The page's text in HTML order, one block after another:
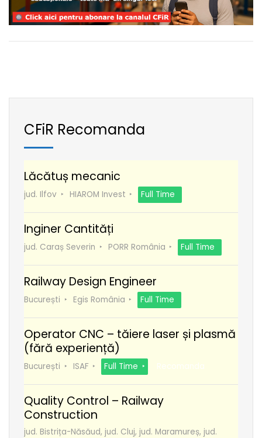
CFiR Recomanda
Lăcătuș mecanic
jud. Ilfov HIAROM Invest Full Time
Inginer Cantități
jud. Caraș Severin PORR România Full Time
Railway Design Engineer
București Egis România Full Time
Operator CNC – tăiere laser și plasmă
(fără experiență)
București ISAF Full Time Recomanda
Quality Control – Railway
Construction
jud. Bistrița-Năsăud, jud. Cluj, jud. Maramureș, jud.